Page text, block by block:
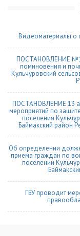
Видеоматериалы о
ПОСТАНОВЛЕНИЕ
поминовения и
Кульчуровский
ПОСТАНОВЛЕНИЕ 13
мероприятий по
поселения
Баймакский район
Об определении
приема граждан по
поселении
ГБУ проводит